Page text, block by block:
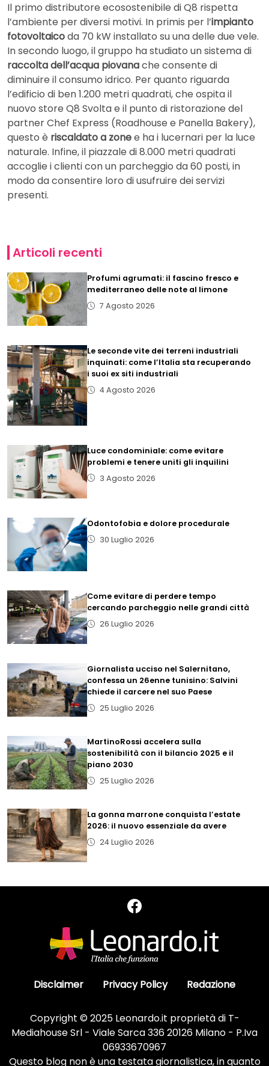
Il primo distributore ecosostenibile di Q8 rispetta
l’ambiente per diversi motivi. In primis per l’impianto
fotovoltaicoda 70 kW installato su una delle due vele.
In secondo luogo, il gruppo ha studiato un sistema di
raccolta dell’acqua piovanache consente di
diminuire il consumo idrico. Per quanto riguarda
l’edificio di ben 1.200 metri quadrati, che ospita il
nuovo store Q8 Svolta e il punto di ristorazione del
partner Chef Express (Roadhouse e Panella Bakery),
questo è riscaldato a zonee ha i lucernari per la luce
naturale. Infine, il piazzale di 8.000 metri quadrati
accoglie i clienti con un parcheggio da 60 posti, in
modo da consentire loro di usufruire dei servizi
presenti.
Articoli recenti
Profumi agrumati: il fascino fresco e
mediterraneo delle note al limone
7 Agosto 2026
Le seconde vite dei terreni industriali
inquinati: come l’Italia sta recuperando
i suoi ex siti industriali
4 Agosto 2026
Luce condominiale: come evitare
problemi e tenere uniti gli inquilini
3 Agosto 2026
Odontofobia e dolore procedurale
30 Luglio 2026
Come evitare di perdere tempo
cercando parcheggio nelle grandi città
26 Luglio 2026
Giornalista ucciso nel Salernitano,
confessa un 26enne tunisino: Salvini
chiede il carcere nel suo Paese
25 Luglio 2026
MartinoRossi accelera sulla
sostenibilità con il bilancio 2025 e il
piano 2030
25 Luglio 2026
La gonna marrone conquista l’estate
2026: il nuovo essenziale da avere
24 Luglio 2026
Disclaimer Privacy Policy Redazione
Copyright © 2025 Leonardo.it proprietà di T-
Mediahouse Srl - Viale Sarca 336 20126 Milano - P.Iva
06933670967
Questo blog non è una testata giornalistica, in quanto